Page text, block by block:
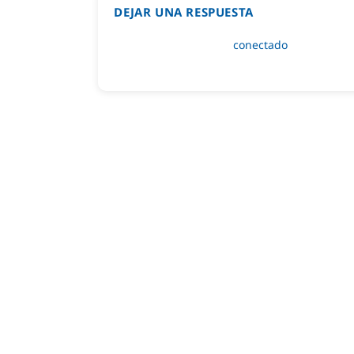
DEJAR UNA RESPUESTA
Lo siento, debes estarconectado